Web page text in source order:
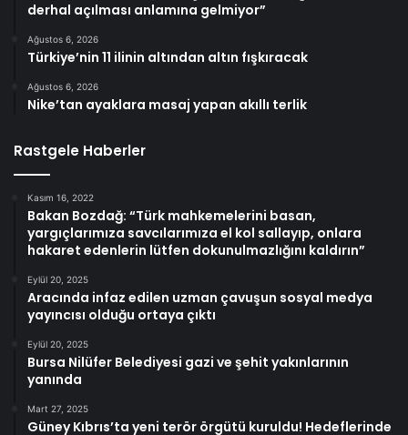
derhal açılması anlamına gelmiyor”
Ağustos 6, 2026
Türkiye’nin 11 ilinin altından altın fışkıracak
Ağustos 6, 2026
Nike’tan ayaklara masaj yapan akıllı terlik
Rastgele Haberler
Kasım 16, 2022
Bakan Bozdağ: “Türk mahkemelerini basan,
yargıçlarımıza savcılarımıza el kol sallayıp, onlara
hakaret edenlerin lütfen dokunulmazlığını kaldırın”
Eylül 20, 2025
Aracında infaz edilen uzman çavuşun sosyal medya
yayıncısı olduğu ortaya çıktı
Eylül 20, 2025
Bursa Nilüfer Belediyesi gazi ve şehit yakınlarının
yanında
Mart 27, 2025
Güney Kıbrıs’ta yeni terör örgütü kuruldu! Hedeflerinde